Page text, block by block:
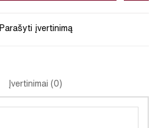
Parašyti įvertinimą
Įvertinimai (0)